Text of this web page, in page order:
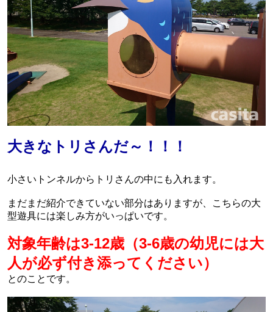
大きなトリさんだ～！！！
小さいトンネルからトリさんの中にも入れます。
まだまだ紹介できていない部分はありますが、こちらの大
型遊具には楽しみ方がいっぱいです。
対象年齢は3-12歳（3-6歳の幼児には大
人が必ず付き添ってください）
とのことです。